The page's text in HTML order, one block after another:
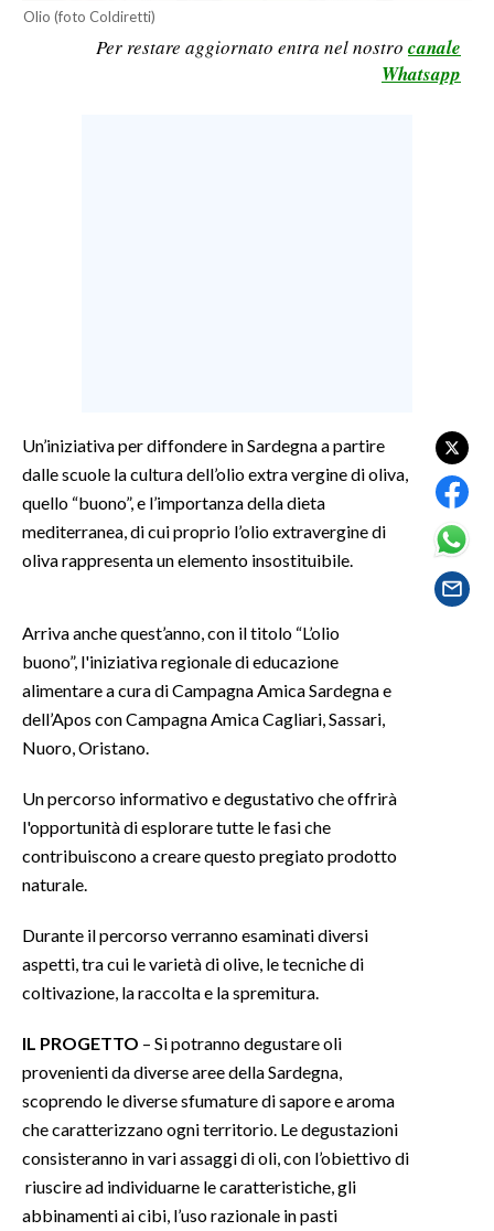
CALCIO
CALCIO REGIONALE
SARDEGNA TURISMO
SARDI NEL MONDO
NOTIZIE
#CARAUNIONE
3 MINUTI CON
INFO AZIENDE
ABBONATI
ANNUNCI
PUBBLICITÀ
SPIAGGE
Olio (foto Coldiretti)
Per restare aggiornato entra nel nostro canale
Whatsapp
Un’iniziativa per diffondere in Sardegna a partire
dalle scuole la cultura dell’olio extra vergine di oliva,
quello “buono”, e l’importanza della dieta
mediterranea, di cui proprio l’olio extravergine di
oliva rappresenta un elemento insostituibile.
Arriva anche quest’anno, con il titolo “L’olio
buono”, l'iniziativa regionale di educazione
alimentare a cura di Campagna Amica Sardegna e
dell’Apos con Campagna Amica Cagliari, Sassari,
Nuoro, Oristano.
Un percorso informativo e degustativo che offrirà
l'opportunità di esplorare tutte le fasi che
contribuiscono a creare questo pregiato prodotto
naturale.
Durante il percorso verranno esaminati diversi
aspetti, tra cui le varietà di olive, le tecniche di
coltivazione, la raccolta e la spremitura.
IL PROGETTO – Si potranno degustare oli
provenienti da diverse aree della Sardegna,
scoprendo le diverse sfumature di sapore e aroma
che caratterizzano ogni territorio. Le degustazioni
consisteranno in vari assaggi di oli, con l’obiettivo di
riuscire ad individuarne le caratteristiche, gli
abbinamenti ai cibi, l’uso razionale in pasti